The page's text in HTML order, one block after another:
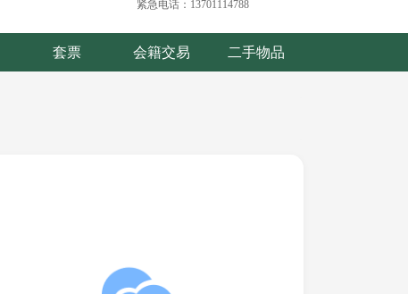
紧急电话：13701114788
套票 会籍交易 二手物品